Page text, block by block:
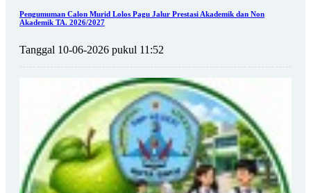
Pengumuman Calon Murid Lolos Pagu Jalur Prestasi Akademik dan Non
Akademik TA. 2026/2027
Tanggal 10-06-2026 pukul 11:52